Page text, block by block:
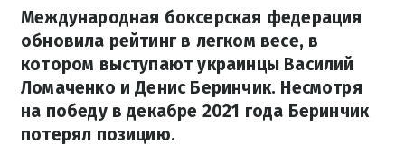
Международная боксерская федерация
обновила рейтинг в легком весе, в
котором выступают украинцы Василий
Ломаченко и Денис Беринчик. Несмотря
на победу в декабре 2021 года Беринчик
потерял позицию.